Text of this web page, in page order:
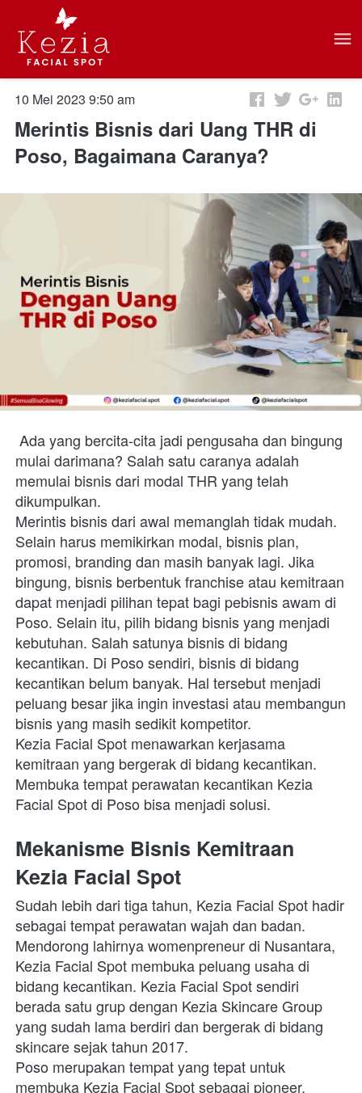
10 Mei 2023 9:50 am
Merintis Bisnis dari Uang THR di
Poso, Bagaimana Caranya?
Ada yang bercita-cita jadi pengusaha dan bingung
mulai darimana? Salah satu caranya adalah
memulai bisnis dari modal THR yang telah
dikumpulkan.
Merintis bisnis dari awal memanglah tidak mudah.
Selain harus memikirkan modal, bisnis plan,
promosi, branding dan masih banyak lagi. Jika
bingung, bisnis berbentuk franchise atau kemitraan
dapat menjadi pilihan tepat bagi pebisnis awam di
Poso. Selain itu, pilih bidang bisnis yang menjadi
kebutuhan. Salah satunya bisnis di bidang
kecantikan. Di Poso sendiri, bisnis di bidang
kecantikan belum banyak. Hal tersebut menjadi
peluang besar jika ingin investasi atau membangun
bisnis yang masih sedikit kompetitor.
Kezia Facial Spot menawarkan kerjasama
kemitraan yang bergerak di bidang kecantikan.
Membuka tempat perawatan kecantikan Kezia
Facial Spot di Poso bisa menjadi solusi.
Mekanisme Bisnis Kemitraan
Kezia Facial Spot
Sudah lebih dari tiga tahun, Kezia Facial Spot hadir
sebagai tempat perawatan wajah dan badan.
Mendorong lahirnya womenpreneur di Nusantara,
Kezia Facial Spot membuka peluang usaha di
bidang kecantikan. Kezia Facial Spot sendiri
berada satu grup dengan Kezia Skincare Group
yang sudah lama berdiri dan bergerak di bidang
skincare sejak tahun 2017.
Poso merupakan tempat yang tepat untuk
membuka Kezia Facial Spot sebagai pioneer.